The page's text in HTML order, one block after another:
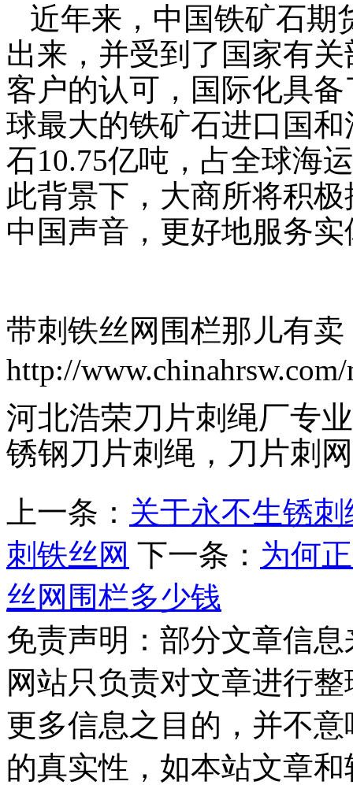
近年来，中国铁矿石期
出来，并受到了国家有
客户的认可，国际化具
球最大的铁矿石进口国
石10.75亿吨，占全球海
此背景下，大商所将积
中国声音，更好地服务
带刺铁丝网围栏那儿有
http://
河北浩荣刀片刺绳厂专
锈钢刀片刺绳，刀片刺
上一条： 关于永不生锈
刺铁丝网 下一条： 为何
丝网围栏多少钱
免责声明：部分文章信
网站只负责对文章进行
更多信息之目的，并不
的真实性，如本站文章